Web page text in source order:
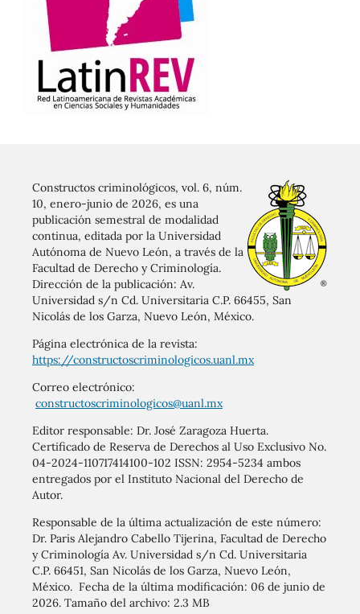
Constructos criminológicos, vol. 6, núm.
10, enero-junio de 2026, es una
publicación semestral de modalidad
continua, editada por la Universidad
Autónoma de Nuevo León, a través de la
Facultad de Derecho y Criminología.
Dirección de la publicación: Av.
Universidad s/n Cd. Universitaria C.P. 66455, San
Nicolás de los Garza, Nuevo León, México.
Página electrónica de la revista:
https://constructoscriminologicos.uanl.mx
Correo electrónico:
constructoscriminologicos@uanl.mx
Editor responsable: Dr. José Zaragoza Huerta.
Certificado de Reserva de Derechos al Uso Exclusivo No.
04-2024-110717414100-102 ISSN: 2954-5234 ambos
entregados por el Instituto Nacional del Derecho de
Autor.
Responsable de la última actualización de este número:
Dr. Paris Alejandro Cabello Tijerina, Facultad de Derecho
y Criminología Av. Universidad s/n Cd. Universitaria
C.P. 66451, San Nicolás de los Garza, Nuevo León,
México. Fecha de la última modificación: 06 de junio de
2026. Tamaño del archivo: 2.3 MB